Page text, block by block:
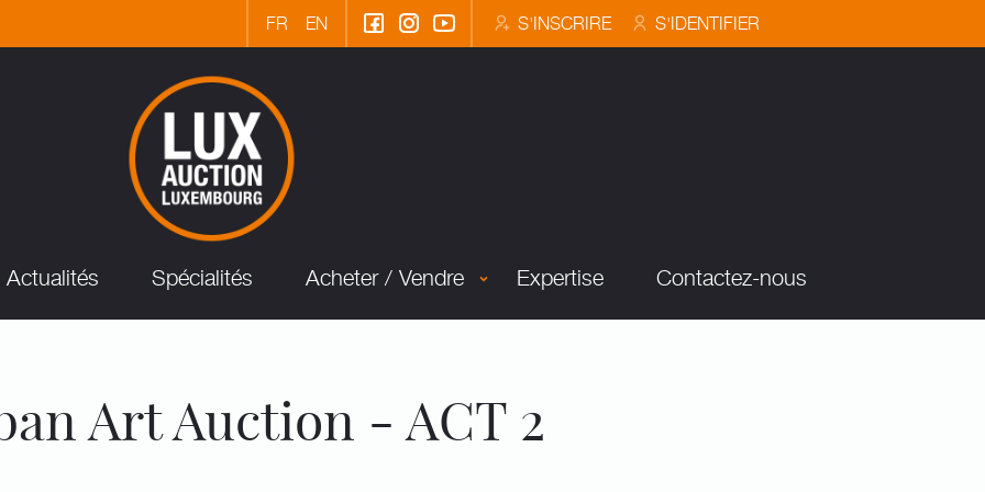
FR EN S'INSCRIRE S'IDENTIFIER
Actualités Spécialités Acheter / Vendre Expertise Contactez-nous
Art Auction - ACT 2